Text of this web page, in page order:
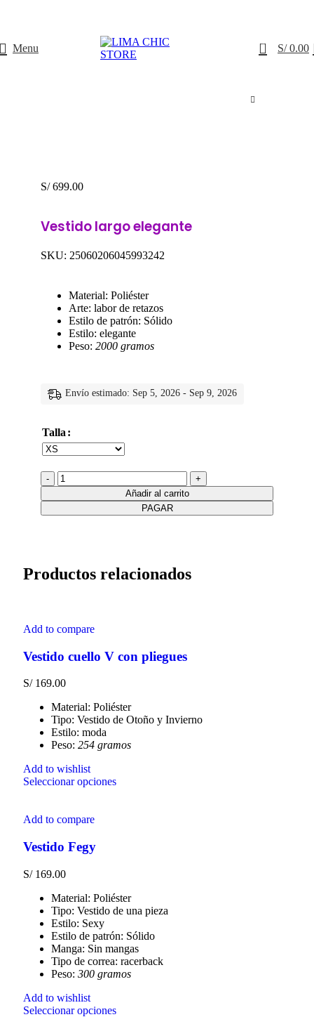
Menu 0 S/0.00
S/699.00
Vestido largo elegante
SKU: 25060206045993242
Material: Poliéster
Arte: labor de retazos
Estilo de patrón: Sólido
Estilo: elegante
Peso: 2000 gramos
Envío estimado: Sep 5, 2026 - Sep 9, 2026
Talla
Añadir al carrito
PAGAR
Productos relacionados
Add to compare
Vestido cuello V con pliegues
S/169.00
Material: Poliéster
Tipo: Vestido de Otoño y Invierno
Estilo: moda
Peso: 254 gramos
Add to wishlist
Seleccionar opciones
Add to compare
Vestido Fegy
S/169.00
Material: Poliéster
Tipo: Vestido de una pieza
Estilo: Sexy
Estilo de patrón: Sólido
Manga: Sin mangas
Tipo de correa: racerback
Peso: 300 gramos
Add to wishlist
Seleccionar opciones